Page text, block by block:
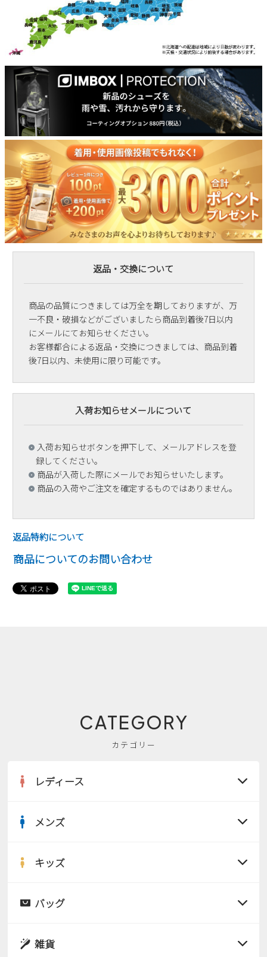
返品・交換について
商品の品質につきましては万全を期しておりますが、万
一不良・破損などがございましたら商品到着後7日以内
にメールにてお知らせください。
お客様都合による返品・交換につきましては、商品到着
後7日以内、未使用に限り可能です。
入荷お知らせメールについて
入荷お知らせボタンを押下して、メールアドレスを登
録してください。
商品が入荷した際にメールでお知らせいたします。
商品の入荷やご注文を確定するものではありません。
返品特約について
商品についてのお問い合わせ
CATEGORY
カテゴリー
レディース
サンダル
スニーカー
メンズ
サンダル
キッズ
サンダル
バッグ
雑貨